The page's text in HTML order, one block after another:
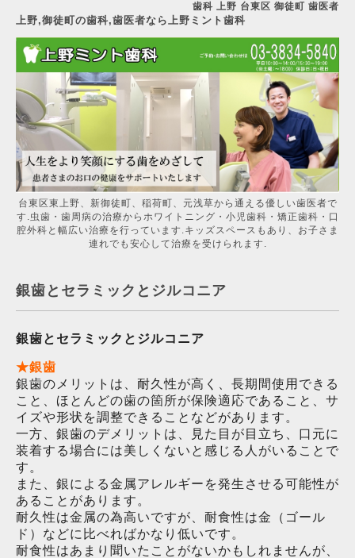
歯科 上野 台東区 御徒町 歯医者
上野,御徒町の歯科,歯医者なら上野ミント歯科
台東区東上野、新御徒町、稲荷町、元浅草から通える優しい歯医者で
す.虫歯・歯周病の治療からホワイトニング・小児歯科・矯正歯科・口
腔外科と幅広い治療を行っています.キッズスペースもあり、お子さま
連れでも安心して治療を受けられます.
銀歯とセラミックとジルコニア
銀歯とセラミックとジルコニア
★銀歯
銀歯のメリットは、耐久性が高く、長期間使用できる
こと、ほとんどの歯の箇所が保険適応であること、サ
イズや形状を調整できることなどがあります。
一方、銀歯のデメリットは、見た目が目立ち、 口元に
装着する場合には美しくないと感じる人がいることで
す。
また、銀による金属アレルギーを発生させる可能性が
あることがあります 。
耐久性は金属の為高いですが、耐食性は金（ゴール
ド）などに比べればかなり低いです。
耐食性はあまり聞いたことがないかもしれませんが、